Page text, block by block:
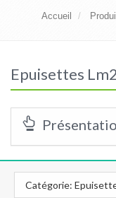
Accueil
Epuisettes
Catégorie: